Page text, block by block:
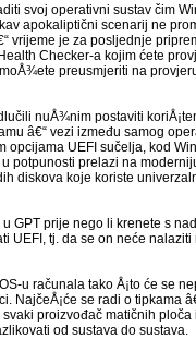
svoj operativni sustav čim
apokaliptični scenarij ne
vrijeme je za posljednje
Checker-a kojim ćete
preusmjeriti na
nuÅ¾nim postaviti
â€“ vezi između samog
opcijama UEFI sučelja, kod
potpunosti prelazi na
diskova koje koriste
GPT prije nego li krenete s
UEFI, tj. da se on neće
u računala tako Å¡to će se
NajčeÅ¡će se radi o tipkama
proizvođač matičnih ploča
od sustava do sustava.